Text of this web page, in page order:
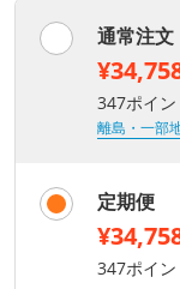
通常注文
347ポイン
離島・一部
定期便
347ポイン